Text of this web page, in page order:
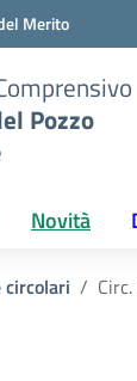
Merito
Pozzo
Novità
circolari